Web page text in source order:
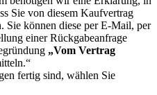
Sie von diesem Kaufvertrag
Sie können diese per E-Mail, per
einer Rückgabeanfrage
„Vom Vertrag
fertig sind, wählen Sie